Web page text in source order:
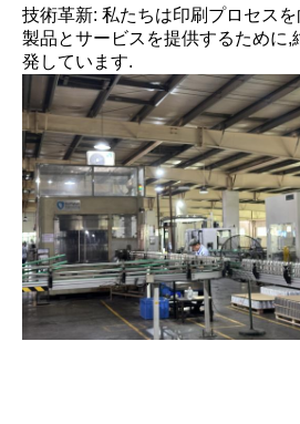
技術革新: 私たちは印刷プロセス
製品とサービスを提供するために,
発しています.